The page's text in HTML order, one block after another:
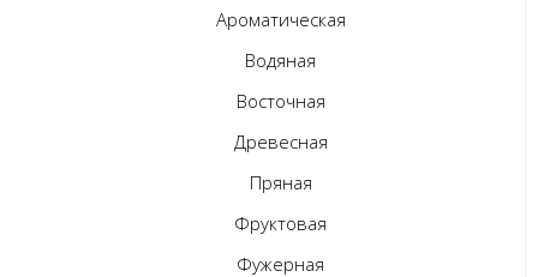
Ароматическая
Водяная
Восточная
Древесная
Пряная
Фруктовая
Фужерная